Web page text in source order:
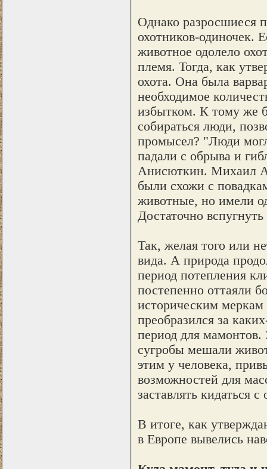
Однако разросшиеся
охотников-одиночек.
животное одолело
племя. Тогда, как
охота. Она была
необходимое
избытком. К тому же
собираться люди,
промысел? "Люди
падали с обрыва и
Анисюткин. Михаил
были схожи с
животные, но имели
Достаточно
Так, желая того или
вида. А природа
период потепления
постепенно оттаяли
историческим
преобразился за
период для
сугробы мешали
этим у человека,
возможностей для
заставлять кидаться
В итоге, как
в Европе вывелись